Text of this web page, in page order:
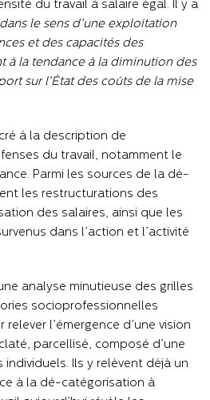
du travail à salaire égal. Il y a
le sens d’une exploitation
et des capacités des
à la tendance à la diminution des
sur l’État des coûts de la mise
à la description de
du travail, notamment le
Parmi les sources de la dé-
les restructurations des
des salaires, ainsi que les
dans l’action et l’activité
analyse minutieuse des grilles
socioprofessionnelles
l’émergence d’une vision
parcellisé, composé d’une
Ils y relèvent déjà un
à la dé-catégorisation à